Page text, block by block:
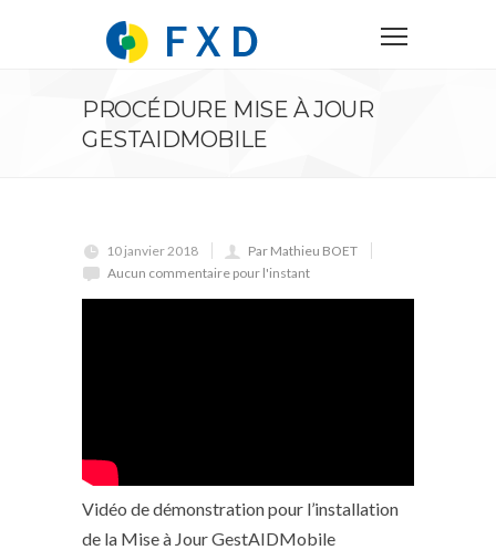
PROCÉDURE MISE À JOUR
GESTAIDMOBILE
10 janvier 2018
Par Mathieu BOET
Aucun commentaire pour l'instant
Vidéo de démonstration pour l’installation
de la Mise à Jour GestAIDMobile